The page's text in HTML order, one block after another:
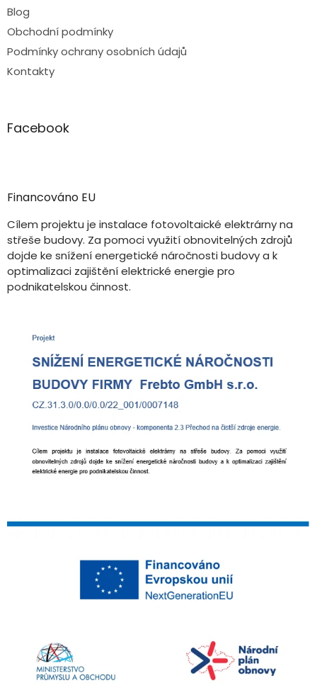
Blog
Obchodní podmínky
Podmínky ochrany osobních údajů
Kontakty
Facebook
Financováno EU
Cílem projektu je instalace fotovoltaické elektrárny na
střeše budovy. Za pomoci využití obnovitelných zdrojů
dojde ke snížení energetické náročnosti budovy a k
optimalizaci zajištění elektrické energie pro
podnikatelskou činnost.